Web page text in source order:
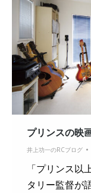
プリンスの映
井上功一のRCブログ
「プリンス
タリー監督が